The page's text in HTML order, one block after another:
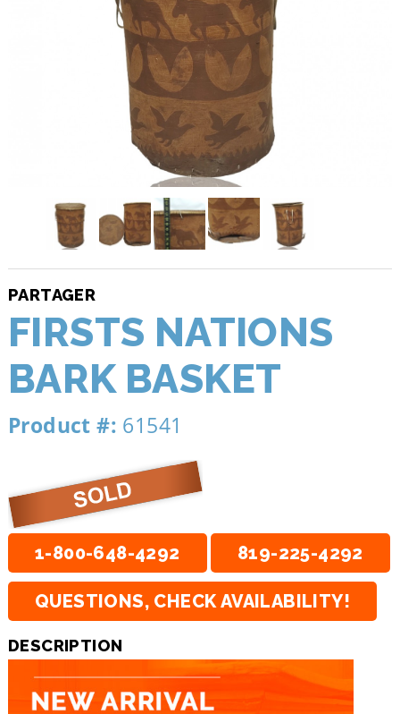
PARTAGER
FIRSTS NATIONS
BARK BASKET
Product #: 61541
1-800-648-4292 819-225-4292
QUESTIONS, CHECK AVAILABILITY!
DESCRIPTION